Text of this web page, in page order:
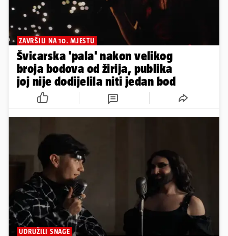
ZAVRŠILI NA 10. MJESTU
Švicarska 'pala' nakon velikog
broja bodova od žirija, publika
joj nije dodijelila niti jedan bod
UDRUŽILI SNAGE